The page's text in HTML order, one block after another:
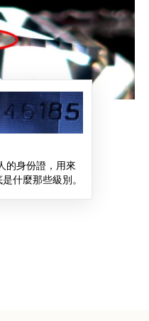
的身份證，用來
什麼那些級別。